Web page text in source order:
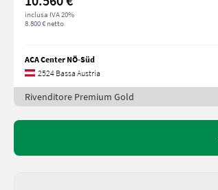
inclusa IVA 20%
8.800 € netto
ACA Center NÖ-Süd
2524 Bassa Austria
Rivenditore Premium Gold